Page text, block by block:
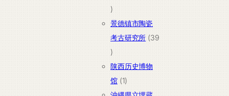
47
个
产
品
景德镇市陶瓷
考古研究所 39
39
个
产
陕西历史博物
馆 11